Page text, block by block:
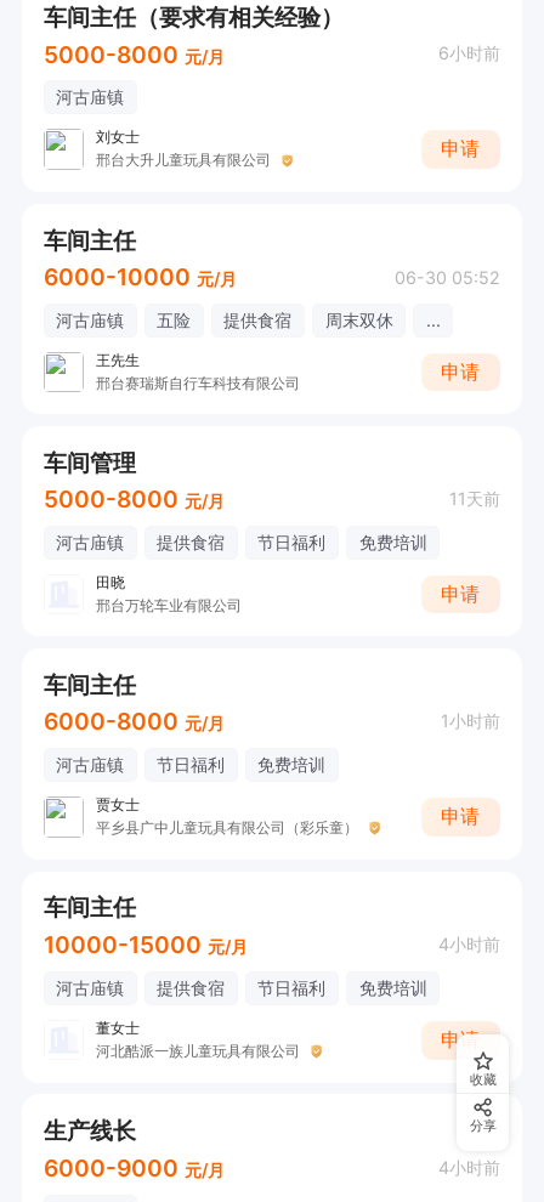
车间主任（要求有相关经验）
5000-8000 元/月 6小时前
河古庙镇
刘女士
邢台大升儿童玩具有限公司
申请
车间主任
6000-10000 元/月 06-30 05:52
河古庙镇 五险 提供食宿 周末双休 ...
王先生
邢台赛瑞斯自行车科技有限公司
申请
车间管理
5000-8000 元/月 11天前
河古庙镇 提供食宿 节日福利 免费培训
田晓
邢台万轮车业有限公司
申请
车间主任
6000-8000 元/月 1小时前
河古庙镇 节日福利 免费培训
贾女士
平乡县广中儿童玩具有限公司（彩乐童）
申请
车间主任
10000-15000 元/月 4小时前
河古庙镇 提供食宿 节日福利 免费培训
董女士
河北酷派一族儿童玩具有限公司
申请
生产线长
6000-9000 元/月 4小时前
收藏
分享